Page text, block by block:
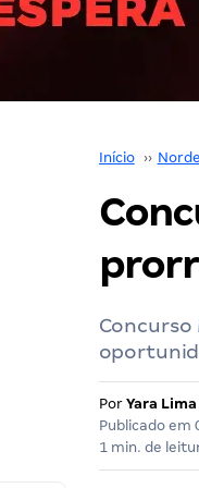
Início ››
Concurso
Por Yara Lima
Publicado em
1 min. de